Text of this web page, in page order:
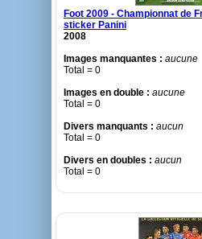
Foot 2009 - Championnat de
sticker Panini
2008
Images manquantes : aucune
Total = 0
Images en double : aucune
Total = 0
Divers manquants : aucun
Total = 0
Divers en doubles : aucun
Total = 0